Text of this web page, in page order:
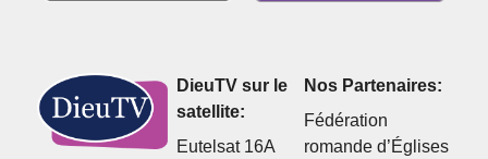
DieuTV sur le
satellite:
Eutelsat 16A
Nos Partenaires:
Fédération
romande d’Églises